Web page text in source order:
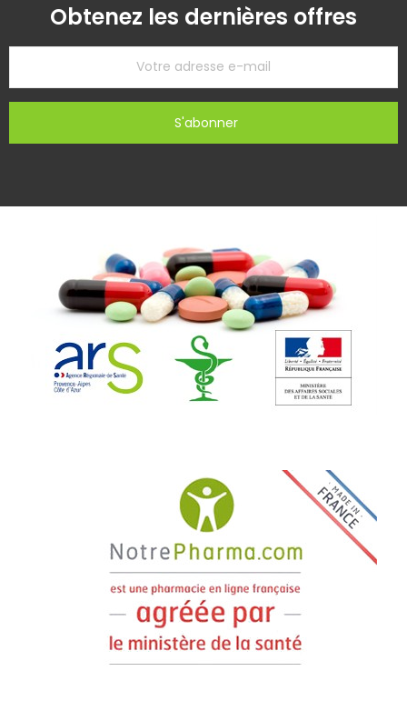
Obtenez les dernières offres
S'abonner